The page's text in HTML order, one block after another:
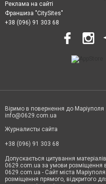
Реклама на сайті
Франшиза "CitySites"
+38 (096) 91 303 68
Віримо в повернення до Маріуполя
info@0629.com.ua
Журналисты сайта
+38 (096) 91 303 68
Допускається цитування
0629.com.ua за умови розміщення
0629.com.ua - Сайт міста
розміщення прямого, відкритого